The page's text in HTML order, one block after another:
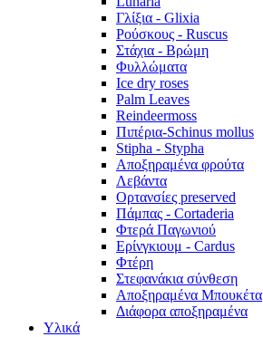
Γλίξια - Glixia
Ρούσκους - Ruscus
Στάχια - Βρώμη
Φυλλώματα
Ice dry roses
Palm Leaves
Reindeermoss
Πιπέρια-Schinus mollus
Stipha - Stypha
Αποξηραμένα φρούτα
Λεβάντα
Ορτανσίες preserved
Πάμπας - Cortaderia
Φτερά Παγωνιού
Ερίνγκιουμ - Cardus
Φτέρη
Στεφανάκια σύνθεση
Αποξηραμένα Μπουκέτα
Διάφορα αποξηραμένα
Υλικά